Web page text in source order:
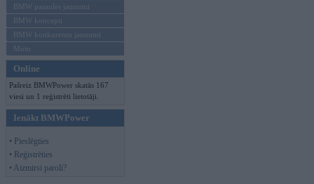
BMW pasaules jaunumi
BMW koncepti
BMW konkurentu jaunumi
Moto
Online
Pašreiz BMWPower skatās 167
viesi un 1 reģistrēti lietotāji.
Ienākt BMWPower
• Pieslēgties
• Reģistrēties
• Aizmirsi paroli?